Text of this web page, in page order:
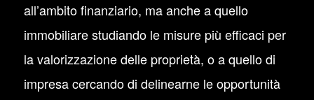
all’ambito finanziario, ma anche a quello
immobiliare studiando le misure più efficaci per
la valorizzazione delle proprietà, o a quello di
impresa cercando di delinearne le opportunità